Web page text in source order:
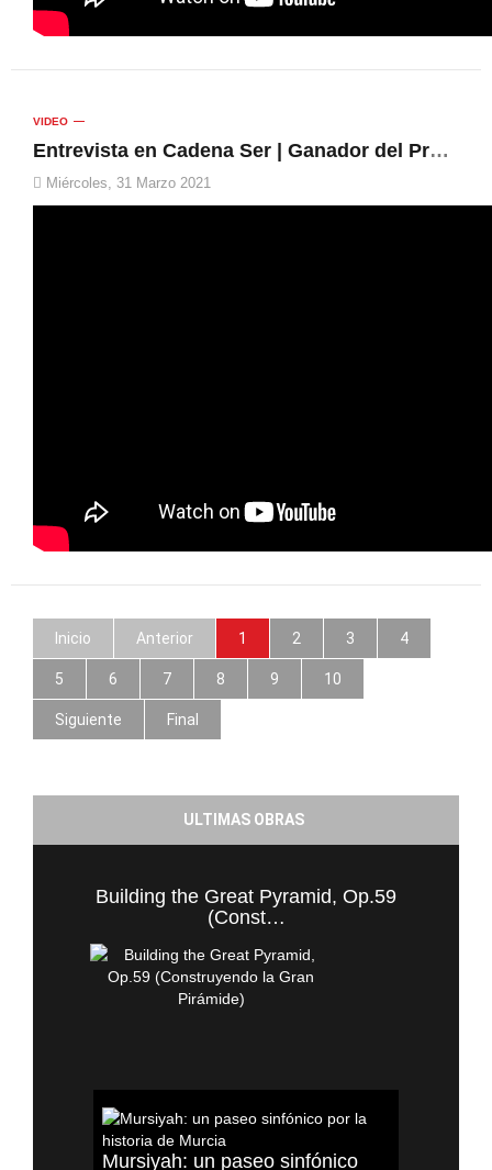
VIDEO
Entrevista en Cadena Ser | Ganador del Premio Internacional de Composición Sinfónica para Banda "Vila de Muro" 2019
Miércoles, 31 Marzo 2021
Inicio Anterior 1 2 3 4
5 6 7 8 9 10
Siguiente Final
ULTIMAS OBRAS
Building the Great Pyramid, Op.59
(Const…
Mursiyah: un paseo sinfónico